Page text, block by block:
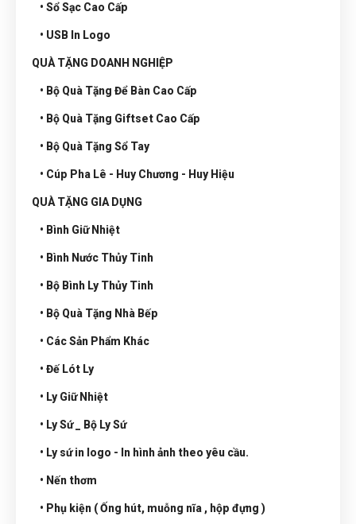
• Sổ Sạc Cao Cấp
• USB In Logo
QUÀ TẶNG DOANH NGHIỆP
• Bộ Quà Tặng Để Bàn Cao Cấp
• Bộ Quà Tặng Giftset Cao Cấp
• Bộ Quà Tặng Sổ Tay
• Cúp Pha Lê - Huy Chương - Huy Hiệu
QUÀ TẶNG GIA DỤNG
• Bình Giữ Nhiệt
• Bình Nước Thủy Tinh
• Bộ Bình Ly Thủy Tinh
• Bộ Quà Tặng Nhà Bếp
• Các Sản Phẩm Khác
• Đế Lót Ly
• Ly Giữ Nhiệt
• Ly Sứ _ Bộ Ly Sứ
• Ly sứ in logo - In hình ảnh theo yêu cầu.
• Nến thơm
• Phụ kiện ( Ống hút, muỗng nĩa , hộp đựng )